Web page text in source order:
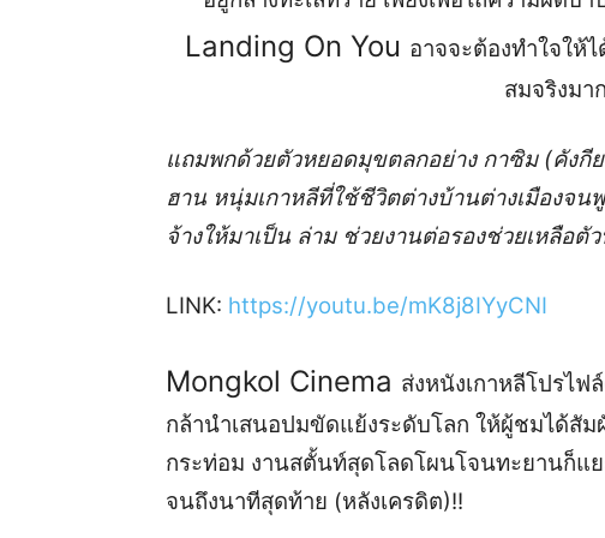
Landing On You อาจจะต้องทำใจให้
สมจริงมา
แถมพกด้วยตัวหยอดมุขตลกอย่าง กาซิม (คังกี
ฮาน หนุ่มเกาหลีที่ใช้ชีวิตต่างบ้านต่างเมืองจน
จ้างให้มาเป็น ล่าม ช่วยงานต่อรองช่วยเหลือตั
LINK: https://youtu.be/mK8j8IYyCNI
Mongkol Cinema ส่งหนังเกาหลีโปรไฟ
กล้านำเสนอปมขัดแย้งระดับโลก ให้ผู้ชมได้สัม
กระท่อม งานสตั้นท์สุดโลดโผนโจนทะยานก็แ
จนถึงนาทีสุดท้าย (หลังเครดิต)!!